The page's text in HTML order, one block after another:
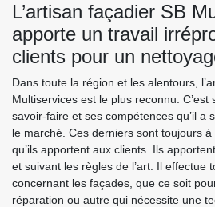
L’artisan façadier SB
apporte un travail
clients pour un
Dans toute la région et les alentours,
Multiservices est le plus reconnu. C’est
savoir-faire et ses compétences qu’il a
le marché. Ces derniers sont toujours
qu’ils apportent aux clients. Ils
et suivant les règles de l’art. Il effectue
concernant les façades, que ce soit
réparation ou autre qui nécessite une